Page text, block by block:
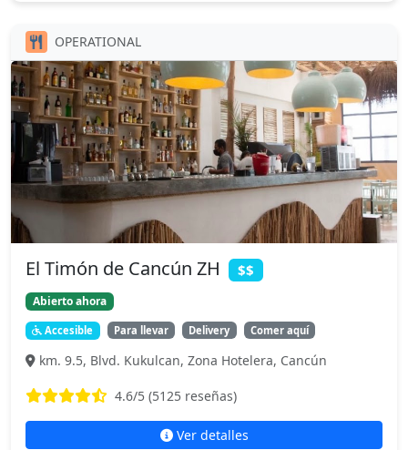
OPERATIONAL
El Timón de Cancún ZH $$
Abierto ahora
Accesible Para llevar Delivery Comer aquí
km. 9.5, Blvd. Kukulcan, Zona Hotelera, Cancún
4.6/5 (5125 reseñas)
Ver detalles